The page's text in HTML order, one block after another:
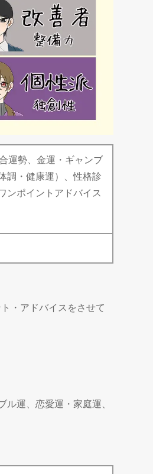
運勢、金運・ギャンブ
調・健康運）、性格診
ンポイントアドバイス
・アドバイスをさせて
運、恋愛運・家庭運、